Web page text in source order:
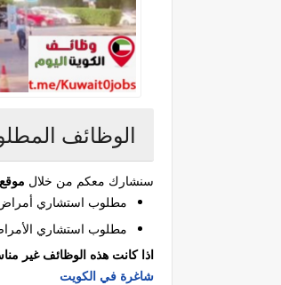
الوظائف
سنشارك معكم من خلال موقع
مطلوب استشاري أمراض
مطلوب استشاري
اذا كانت هذه الوظائف غير
شاغرة في الكويت